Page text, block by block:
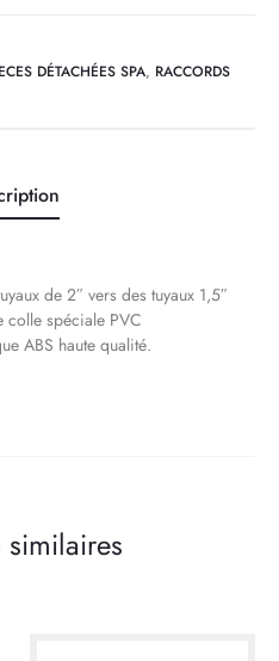
DÉTACHÉES SPA, RACCORDS
de 2″ vers des tuyaux 1,5″
colle spéciale PVC
ABS haute qualité.
similaires